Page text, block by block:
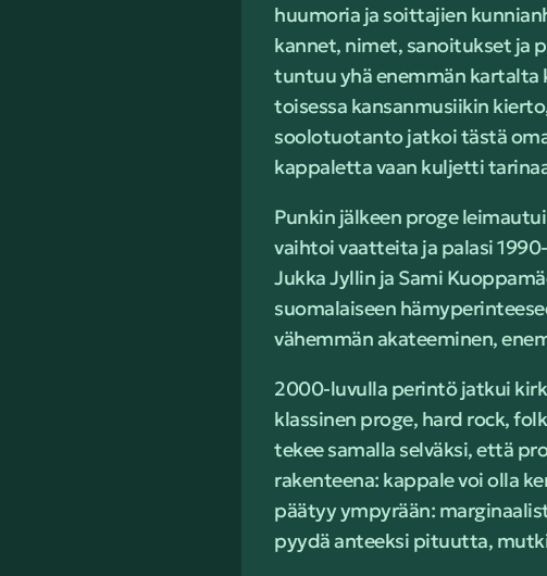
huumoria ja soittajien
kannet, nimet, sanoitukset ja
tuntuu yhä enemmän kartalta
toisessa kansanmusiikin
soolotuotanto jatkoi tästä
kappaletta vaan kuljetti
Punkin jälkeen proge
vaihtoi vaatteita ja palasi
Jukka Jyllin ja Sami
suomalaiseen
vähemmän akateeminen,
2000-luvulla perintö jatkui
klassinen proge, hard rock,
tekee samalla selväksi, että
rakenteena: kappale voi olla
päätyy ympyrään:
pyydä anteeksi pituutta,